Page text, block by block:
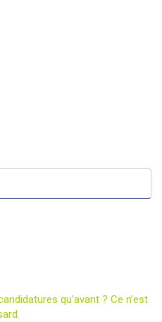
qu’avant ? Ce n’est